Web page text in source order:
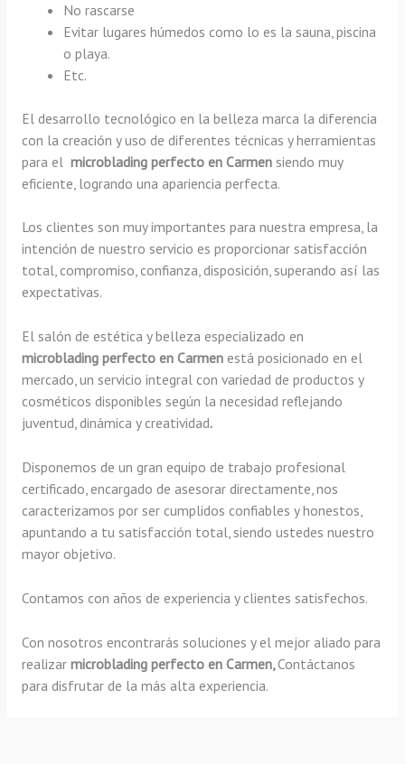
No rascarse
Evitar lugares húmedos como lo es la sauna, piscina
o playa.
Etc.
El desarrollo tecnológico en la belleza marca la diferencia
con la creación y uso de diferentes técnicas y herramientas
para el microblading perfecto en Carmensiendo muy
eficiente, logrando una apariencia perfecta.
Los clientes son muy importantes para nuestra empresa, la
intención de nuestro servicio es proporcionar satisfacción
total, compromiso, confianza, disposición, superando así las
expectativas.
El salón de estética y belleza especializado en
microblading perfecto en Carmenestá posicionado en el
mercado, un servicio integral con variedad de productos y
cosméticos disponibles según la necesidad reflejando
juventud, dinámica y creatividad.
Disponemos de un gran equipo de trabajo profesional
certificado, encargado de asesorar directamente, nos
caracterizamos por ser cumplidos confiables y honestos,
apuntando a tu satisfacción total, siendo ustedes nuestro
mayor objetivo.
Contamos con años de experiencia y clientes satisfechos.
Con nosotros encontrarás soluciones y el mejor aliado para
realizar microblading perfecto en Carmen,Contáctanos
para disfrutar de la más alta experiencia.